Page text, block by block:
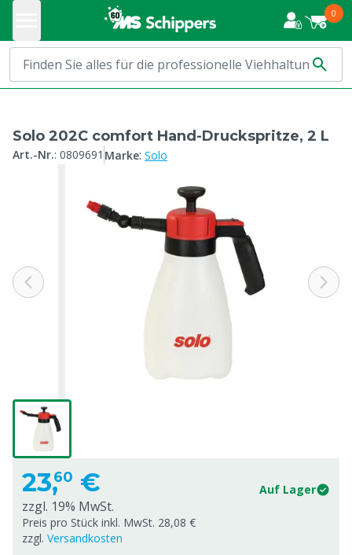
0
Solo 202C comfort Hand-Druckspritze, 2 L
Art.-Nr.: 0809691 Marke: Solo
23,60 € Auf Lager
zzgl. 19% MwSt.
Preis pro Stück inkl. MwSt. 28,08 €
zzgl. Versandkosten